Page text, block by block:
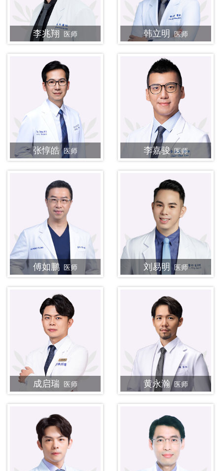
李兆翔 医师 韩立明 医师
张惇皓 医师 李嘉骏 医师
傅如鹏 医师 刘易明 医师
成启瑞 医师 黄永瀚 医师